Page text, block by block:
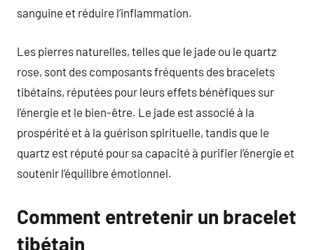
sanguine et réduire l’inflammation.
Les pierres naturelles, telles que le jade ou le quartz
rose, sont des composants fréquents des bracelets
tibétains, réputées pour leurs effets bénéfiques sur
l’énergie et le bien-être. Le jade est associé à la
prospérité et à la guérison spirituelle, tandis que le
quartz est réputé pour sa capacité à purifier l’énergie et
soutenir l’équilibre émotionnel.
Comment entretenir un bracelet
tibétain